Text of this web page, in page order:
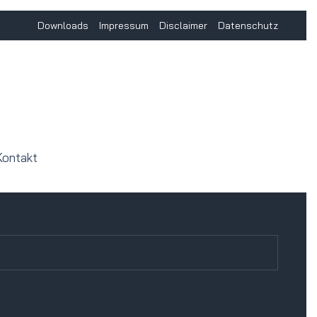
Downloads Impressum Disclaimer Datenschutz